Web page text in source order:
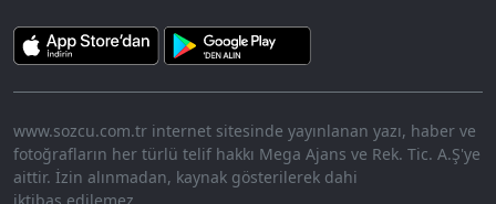
www.sozcu.com.tr internet sitesinde yayınlanan yazı, haber ve
fotoğrafların her türlü telif hakkı Mega Ajans ve Rek. Tic. A.Ş'ye
aittir. İzin alınmadan, kaynak gösterilerek dahi